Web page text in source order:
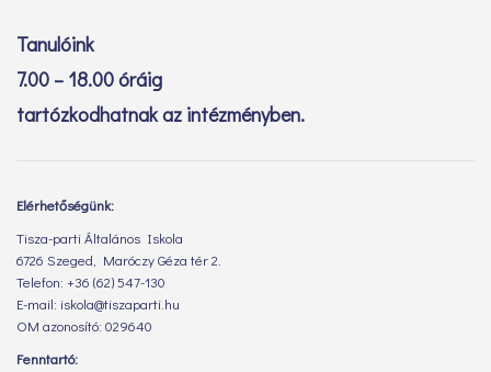
Tanulóink
7.00 – 18.00 óráig
tartózkodhatnak az intézményben.
Elérhetőségünk:
Tisza-parti Általános Iskola
6726 Szeged, Maróczy Géza tér 2.
Telefon: +36 (62) 547-130
E-mail: iskola@tiszaparti.hu
OM azonosító: 029640
Fenntartó: